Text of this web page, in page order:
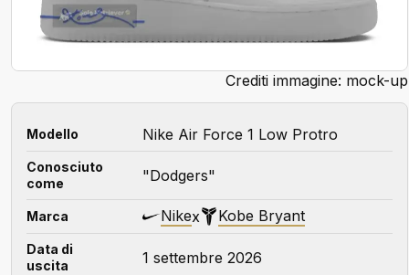
Crediti immagine: mock-up
Modello Nike Air Force 1 Low Protro
Conosciuto
come
"Dodgers"
Marca Nikex Kobe Bryant
Data di
uscita
1 settembre 2026